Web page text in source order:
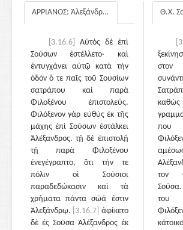
ΑΡΡΙΑΝΟΣ: Ἀλεξάνδρου Ἀνάβασις
[3.16.6]
Αὐτὸς δὲ ἐπὶ
Σούσων ἐστέλλετο· καὶ
ἐντυγχάνει αὐτῷ κατὰ τὴν
ὁδὸν ὅ τε παῖς τοῦ Σουσίων
σατράπου καὶ παρὰ
Φιλοξένου ἐπιστολεύς.
Φιλόξενον γὰρ εὐθὺς ἐκ τῆς
μάχης ἐπὶ Σούσων ἐστάλκει
Ἀλέξανδρος. τῇ δὲ ἐπιστολῇ
τῇ παρὰ Φιλοξένου
ἐνεγέγραπτο, ὅτι τήν τε
πόλιν οἱ Σούσιοι
παραδεδώκασιν καὶ τὰ
χρήματα πάντα σῶά ἐστιν
Ἀλεξάνδρῳ. [3.16.7] ἀφίκετο
δὲ ἐς Σοῦσα Ἀλέξανδρος ἐκ
Θ.Χ.
που
τον
του